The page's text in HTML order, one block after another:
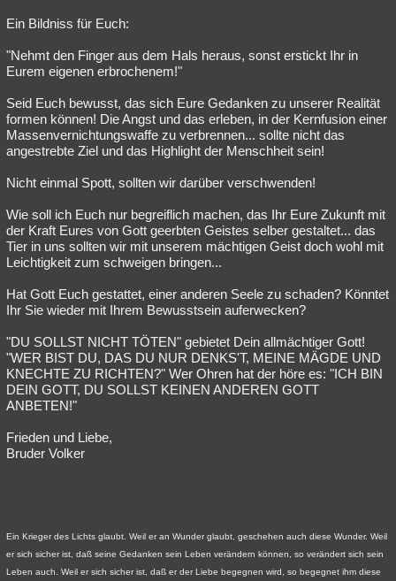
Ein Bildniss für Euch:
"Nehmt den Finger aus dem Hals heraus, sonst erstickt Ihr in
Eurem eigenen erbrochenem!"
Seid Euch bewusst, das sich Eure Gedanken zu unserer Realität
formen können! Die Angst und das erleben, in der Kernfusion einer
Massenvernichtungswaffe zu verbrennen... sollte nicht das
angestrebte Ziel und das Highlight der Menschheit sein!
Nicht einmal Spott, sollten wir darüber verschwenden!
Wie soll ich Euch nur begreiflich machen, das Ihr Eure Zukunft mit
der Kraft Eures von Gott geerbten Geistes selber gestaltet... das
Tier in uns sollten wir mit unserem mächtigen Geist doch wohl mit
Leichtigkeit zum schweigen bringen...
Hat Gott Euch gestattet, einer anderen Seele zu schaden? Könntet
Ihr Sie wieder mit Ihrem Bewusstsein auferwecken?
"DU SOLLST NICHT TÖTEN" gebietet Dein allmächtiger Gott!
"WER BIST DU, DAS DU NUR DENKS'T, MEINE MÄGDE UND
KNECHTE ZU RICHTEN?" Wer Ohren hat der höre es: "ICH BIN
DEIN GOTT, DU SOLLST KEINEN ANDEREN GOTT
ANBETEN!"
Frieden und Liebe,
Bruder Volker
Ein Krieger des Lichts glaubt. Weil er an Wunder glaubt, geschehen auch diese Wunder. Weil
er sich sicher ist, daß seine Gedanken sein Leben verändern können, so verändert sich sein
Leben auch. Weil er sich sicher ist, daß er der Liebe begegnen wird, so begegnet ihm diese